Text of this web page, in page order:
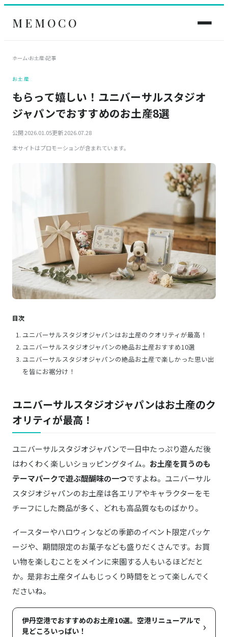
MEMOCO
ホーム›お土産›記事
お土産
もらって嬉しい！ユニバーサルスタジオ
ジャパンでおすすめのお土産8選
公開 2026.01.05更新 2026.07.28
本サイトはプロモーションが含まれています。
目次
ユニバーサルスタジオジャパンはお土産のクオリティが最高！
ユニバーサルスタジオジャパンの絶品お土産おすすめ10選
ユニバーサルスタジオジャパンの絶品お土産で楽しかった思い出
を皆にお裾分け！
ユニバーサルスタジオジャパンはお土産のク
オリティが最高！
ユニバーサルスタジオジャパンで一日中たっぷり遊んだ後
はわくわく楽しいショッピングタイム。 お土産を買うのも
テーマパークで遊ぶ醍醐味の一つですよね。ユニバーサル
スタジオジャパンのお土産は各エリアやキャラクターをモ
チーフにした商品が多く、どれも高品質なものばかり。
イースターやハロウィンなどの季節のイベント限定パッケ
ージや、期間限定のお菓子なども盛りだくさんです。お買
い物を楽しむことをメインに来園する人もいるほどだと
か。是非お土産タイムもじっくり時間をとって楽しんでく
ださいね。
伊丹空港でおすすめのお土産10選。空港リニューアルで
見どころいっぱい！
›